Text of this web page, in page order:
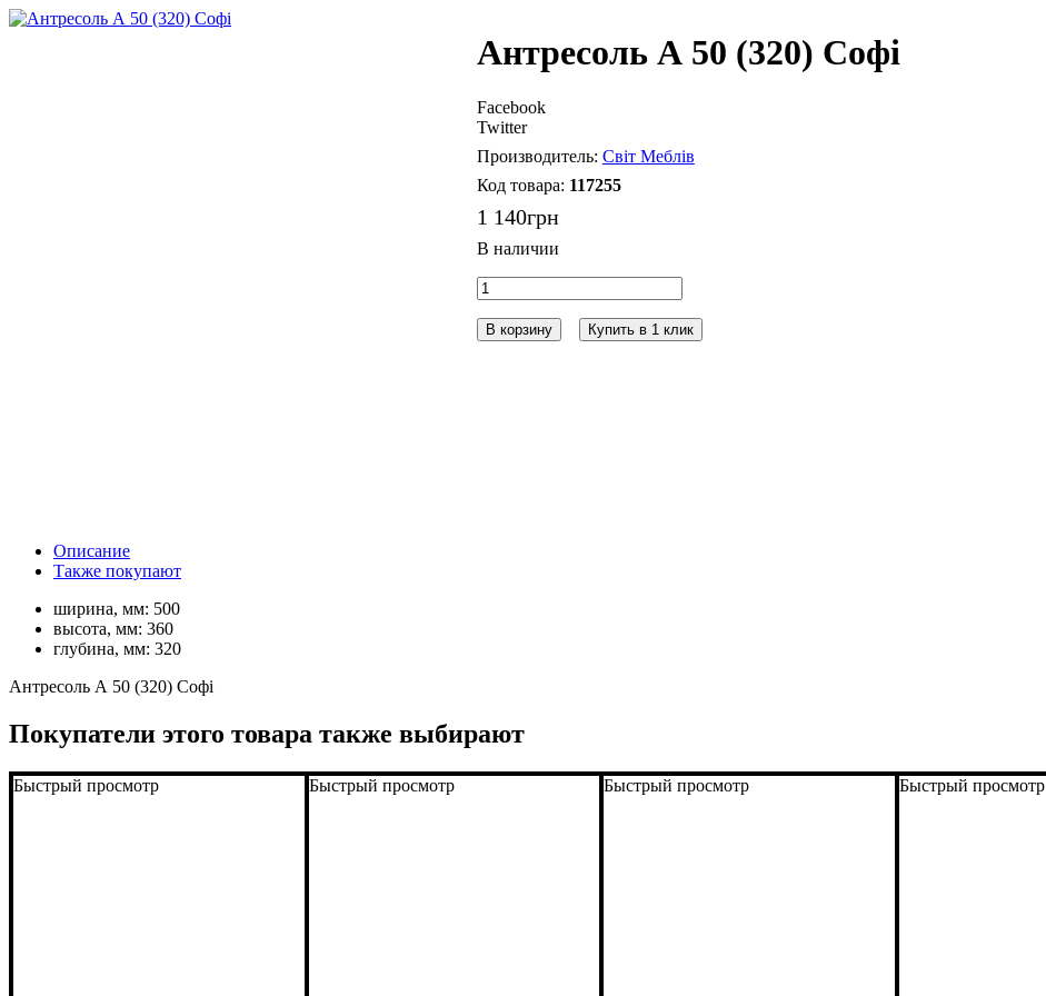
Антресоль А 50 (320) Софі
Facebook
Twitter
Світ Меблів
117255
1 140грн
В корзину Купить в 1 клик
Описание
Также покупают
ширина, мм: 500
высота, мм: 360
глубина, мм: 320
Антресоль А 50 (320) Софі
Покупатели этого товара также выбирают
Быстрый просмотр Быстрый просмотр Быстрый просмотр Быстрый просмотр